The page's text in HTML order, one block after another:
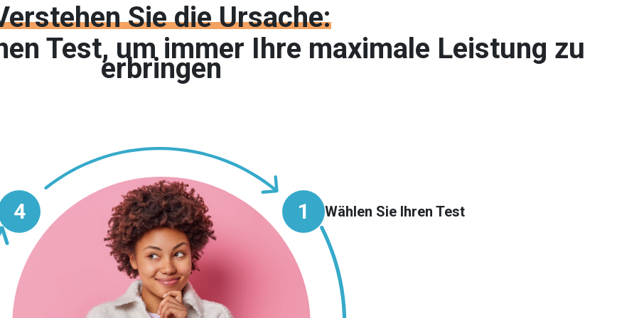
Sie die Ursache:
Test, um immer Ihre maximale Leistung zu
erbringen
4 1 Wählen Sie Ihren Test